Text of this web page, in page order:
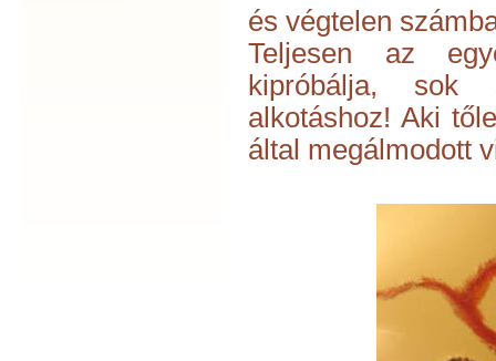
és végtelen
Teljesen az
kipróbálja,
alkotáshoz! Aki
által megálmodott